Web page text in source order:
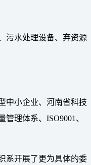
污水处理设备、弃资源
中小企业、河南省科技
理体系、ISO9001、
系开展了更为具体的委